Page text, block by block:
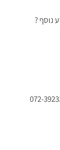
נוסף ?